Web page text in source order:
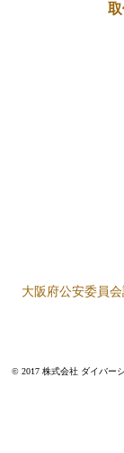
大阪府公安委員
© 2017 株式会社 ダイバー